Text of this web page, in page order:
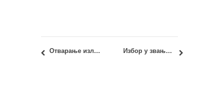
Отварање изложбе SOUND DRAWING 30. јун – 31. август 2020. Избор у звање доцента: др Ирена Кулетин Ћулафић